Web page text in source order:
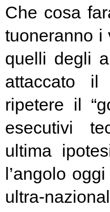
Che cosa
tuoneranno i
quelli degli
attaccato il
ripetere il
esecutivi
ultima
l’angolo
ultra-